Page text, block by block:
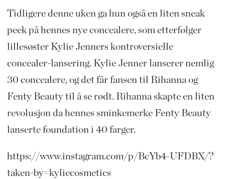
Tidligere denne uken ga hun også en liten sneak
peek på hennes nye concealere, som etterfølger
lillesøster Kylie Jenners kontroversielle
concealer-lansering. Kylie Jenner lanserer nemlig
30 concealere, og det får fansen til Rihanna og
Fenty Beauty til å se rødt. Rihanna skapte en liten
revolusjon da hennes sminkemerke Fenty Beauty
lanserte foundation i 40 farger.
https://www.instagram.com/p/BcYb4-UFDBX/?
taken-by=kyliecosmetics